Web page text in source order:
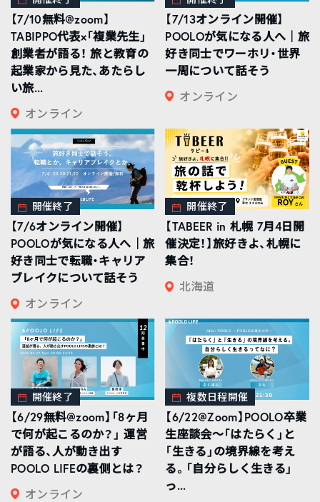
【7/10無料@zoom】
TABIPPO代表×「複業先生」
創業者が語る！ 旅と教育の
起業家から見た、あたらし
い旅...
オンライン
【7/13オンライン開催】
POOLOが気になる人へ｜旅
好き同士でワーホリ・世界
一周について話そう
オンライン
開催終了
【7/6オンライン開催】
POOLOが気になる人へ｜旅
好き同士で転職・キャリア
ブレイクについて話そう
オンライン
開催終了
【TABEER in 札幌 7月4日開
催決定！】旅好きよ、札幌に
集合！
北海道
開催終了
【6/29無料@zoom】「8ヶ月
で何が起こるのか？」 運営
が語る、人が動き出す
POOLO LIFEの裏側とは？
オンライン
複数日程開催
【6/22@Zoom】POOLO卒業
生座談会〜「はたらく」と
「生きる」の境界線を考え
る。「自分らしく生きる」
っ...